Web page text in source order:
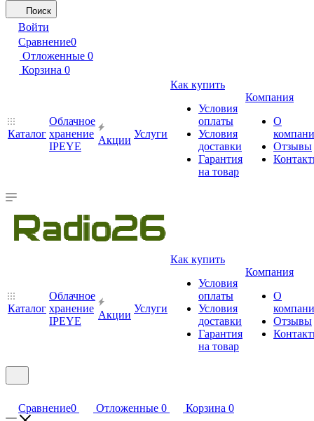
Поиск
Войти
Сравнение0
Отложенные 0
Корзина 0
Каталог
Облачное
хранение
IPEYE
Акции
Услуги
Как купить
Условия
оплаты
Условия
доставки
Гарантия
на товар
Компания
О
Отзывы
Каталог
Облачное
хранение
IPEYE
Акции
Услуги
Как купить
Условия
оплаты
Условия
доставки
Гарантия
на товар
Компания
О
Отзывы
Сравнение0 Отложенные 0 Корзина 0